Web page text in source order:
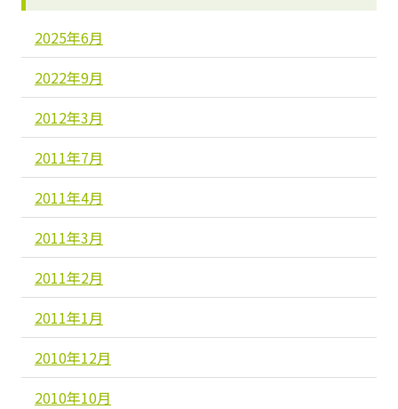
2025年6月
2022年9月
2012年3月
2011年7月
2011年4月
2011年3月
2011年2月
2011年1月
2010年12月
2010年10月